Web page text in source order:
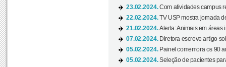
23.02.2024.Com atividades campus
22.02.2024.TV USP mostra jornada
21.02.2024.Alerta: Animais em áreas
07.02.2024. Diretora escreve artigo
05.02.2024. Painel comemora os 90
05.02.2024.Seleção de pacientes